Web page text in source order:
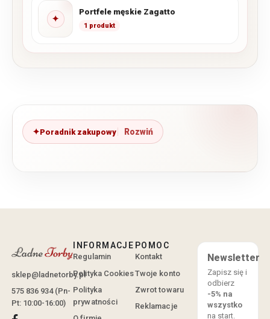
✦
Portfele męskie Zagatto
1 produkt
Poradnik zakupowy
sklep@ladnetorby.pl
575 836 934 (Pn-
Pt: 10:00-16:00)
INFORMACJE
Regulamin
Polityka Cookies
Polityka
prywatności
POMOC
Kontakt
Twoje konto
Zwrot towaru
Reklamacje
Newsletter
Zapisz się i
odbierz
-5% na
wszystko
na start.